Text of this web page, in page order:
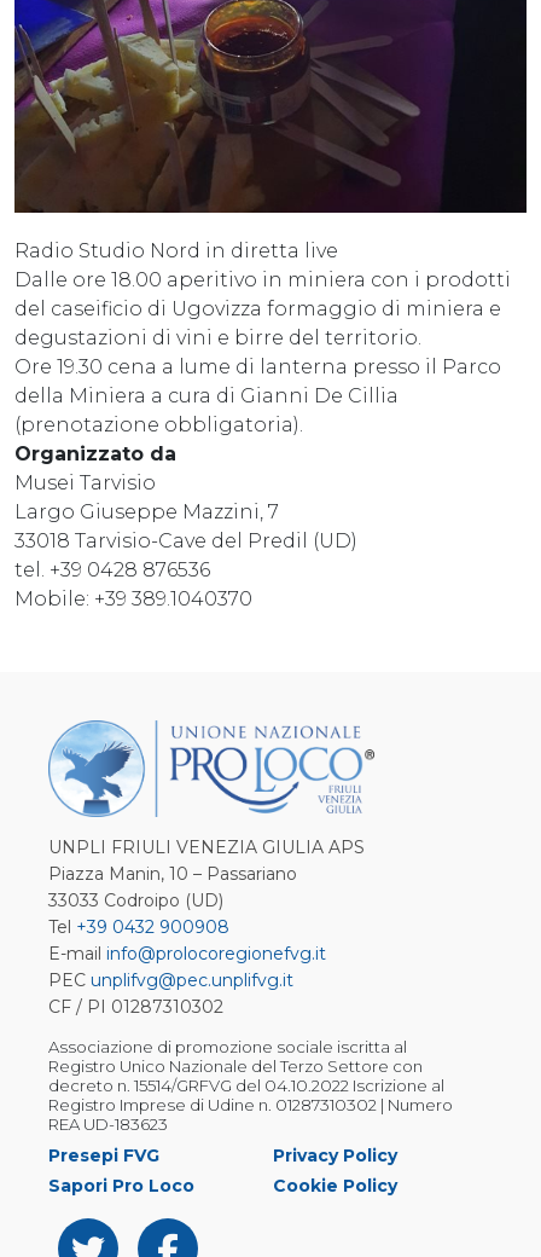
Radio Studio Nord in diretta live
Dalle ore 18.00 aperitivo in miniera con i prodotti
del caseificio di Ugovizza formaggio di miniera e
degustazioni di vini e birre del territorio.
Ore 19.30 cena a lume di lanterna presso il Parco
della Miniera a cura di Gianni De Cillia
(prenotazione obbligatoria).
Organizzato da
Musei Tarvisio
Largo Giuseppe Mazzini, 7
33018 Tarvisio-Cave del Predil (UD)
tel. +39 0428 876536
Mobile: +39 389.1040370
UNPLI FRIULI VENEZIA GIULIA APS
Piazza Manin, 10 – Passariano
33033 Codroipo (UD)
Tel +39 0432 900908
E-mail info@prolocoregionefvg.it
PEC unplifvg@pec.unplifvg.it
CF / PI 01287310302
Associazione di promozione sociale iscritta al
Registro Unico Nazionale del Terzo Settore con
decreto n. 15514/GRFVG del 04.10.2022 Iscrizione al
Registro Imprese di Udine n. 01287310302 | Numero
REA UD-183623
Presepi FVG
Sapori Pro Loco
Privacy Policy
Cookie Policy